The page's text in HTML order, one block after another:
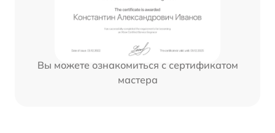
Вы можете ознакомиться с сертификатом
мастера